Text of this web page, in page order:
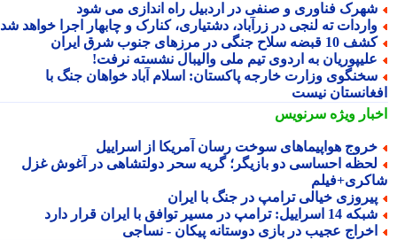
فناوری و صنفی در اردبیل راه اندازی می شود
ته لنجی در زرآباد، دشتیاری، کنارک و چابهار اجرا خواهد شد
قبضه سلاح جنگی در مرزهای جنوب شرق ایران
به اردوی تیم ملی والیبال نشسته نرفت!
وزارت خارجه پاکستان: اسلام آباد خواهان جنگ با
نیست
ویژهسرنویس
هواپیماهای سوخت رسان آمریکا از اسراییل
احساسی دو بازیگر؛ گریه سحر دولتشاهی در آغوش غزل
خیالی ترامپ در جنگ با ایران
اسراییل: ترامپ در مسیر توافق با ایران قرار دارد
عجیب در بازی دوستانه پیکان - نساجی